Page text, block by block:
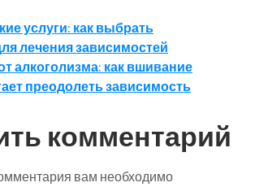
услуги: как выбрать
лечения зависимостей
алкоголизма: как вшивание
преодолеть зависимость
комментарий
вам необходимо